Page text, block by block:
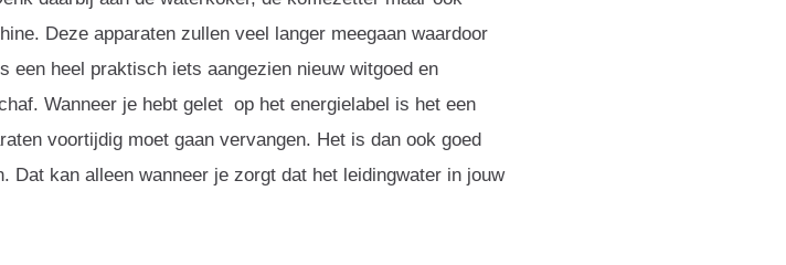
Deze apparaten zullen veel langer meegaan waardoor
een heel praktisch iets aangezien nieuw witgoed en
Wanneer je hebt gelet op het energielabel is het een
voortijdig moet gaan vervangen. Het is dan ook goed
Dat kan alleen wanneer je zorgt dat het leidingwater in jouw